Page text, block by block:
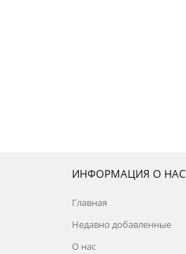
ИНФОРМАЦИЯ О НАС
Главная
Недавно добавленные
О нас